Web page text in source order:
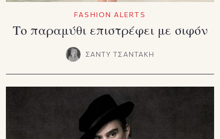
FASHION ALERTS
Το παραμύθι επιστρέφει με σιφόν
ΣΑΝΤΥ ΤΣΑΝΤΑΚΗ